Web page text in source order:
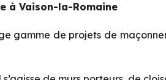
à Vaison-la-Romaine
gamme de projets de